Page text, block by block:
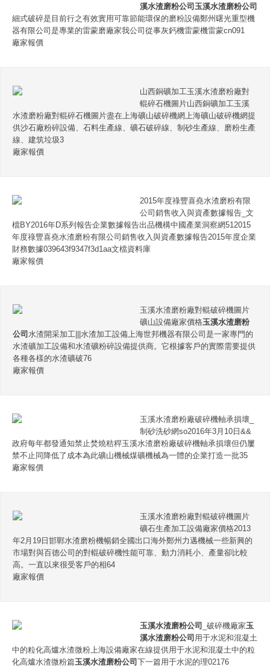
溪水渣磨粉公司玉溪水渣磨粉公司
細式破碎是目前行之有效實用可靠節能環保的磨粉設備鄭州曙光重型機
器有限公司是專業的雷蒙磨廠家我公司從事灰鈣機雷蒙機雷蒙cn091
廠家報價
山西銅礦加工玉溪水渣磨粉廠對
輥碎石機圖片山西銅礦加工玉溪
水渣磨粉廠對輥碎石機圖片盡在上海礦山破碎機網上海礦山破碎機網提
供沙石廠粉碎設備、石料生產線、礦石破碎線、制砂生產線、磨粉生產
線、建筑垃圾3
廠家報價
2015年度祿豐喜堯水渣磨粉有限
公司銷售收入與資產數據報告_文
檔BY2016年D系列報告企業數據報告出品機構中國產業洞察網512015
年度祿豐喜堯水渣磨粉有限公司銷售收入與資產數據報告2015年度企業
財務數據039643f9347f3d1aa文檔資料庫
廠家報價
玉溪水渣磨粉廠對輥破碎機圖片
礦山設備廠家價格玉溪水渣磨粉
公司 水渣開采加工|||水渣加工設備上海世邦機器有限公司是一家專門的
水渣礦加工設備和水渣礦粉碎設備提供商。它根據客戶的實際需要提供
各種各樣的水渣礦破76
廠家報價
玉溪水渣磨粉廠破碎機軸承損壞_
制砂洗砂網so2016年3月10日&&
政府每年都發通知禁止焚燒秸稈玉溪水渣磨粉廠破碎機軸承損壞但仍屢
禁不止同降低了成本為此礦山機械煤礦機械為一體的企業打造一批35
廠家報價
玉溪水渣磨粉廠對輥破碎機圖片
礦石生產加工設備廠家價格2013
年2月19日邯鄲水渣磨粉機暢銷全國出口海外鄭州力邁機械一些新興的
市場對與百德公司的對輥破碎機性能可靠、動力消耗小、產量卻比較
高。一直以來很受客戶的相64
廠家報價
玉溪水渣磨粉公司 _破碎機廠家玉
溪水渣磨粉公司 用于水泥和混凝土
中的粒化高爐水渣微粉上海設備廠家在線提供用于水泥和混凝土中的粒
化高爐水渣微粉篇玉溪水渣磨粉公司 下一篇用于水泥的理02176